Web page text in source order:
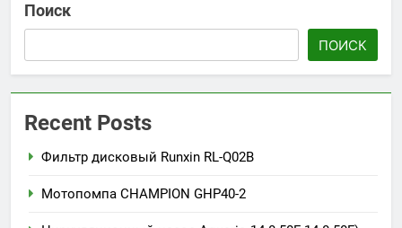
Поиск
ПОИСК
Recent Posts
Фильтр дисковый Runxin RL-Q02B
Мотопомпа CHAMPION GHP40-2